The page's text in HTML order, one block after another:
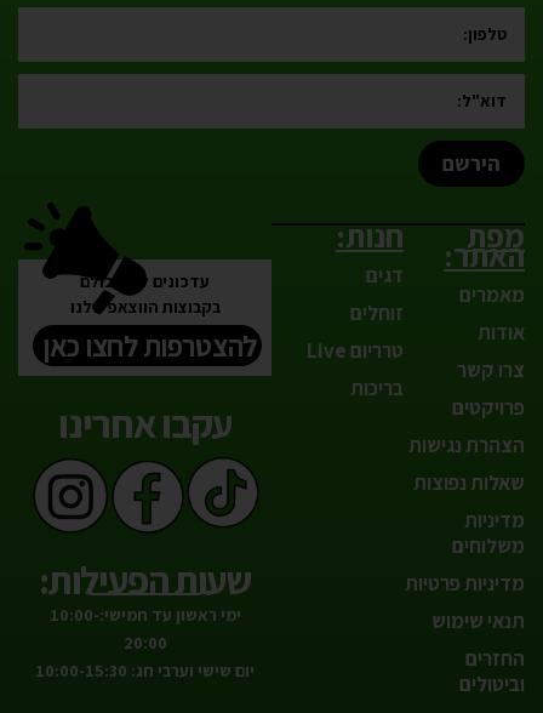
הירשם
מפת
האתר:
מאמרים
אודות
צרו קשר
פרויקטים
הצהרת נגישות
שאלות נפוצות
מדיניות
משלוחים
מדיניות פרטיות
תנאי שימוש
החזרים
וביטולים
חנות:
דגים
זוחלים
טרריום Live
בריכות
עדכונים לפני כולם
בקבוצות הווצאפ שלנו
להצטרפות לחצו כאן
עקבו אחרינו
שעות הפעילות:
ימי ראשון עד חמישי:10:00-
20:00
יום שישי וערבי חג: 10:00-15:30